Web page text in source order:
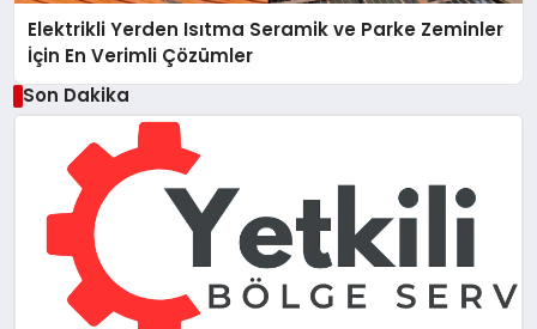
Elektrikli Yerden Isıtma Seramik ve Parke Zeminler
İçin En Verimli Çözümler
Son Dakika